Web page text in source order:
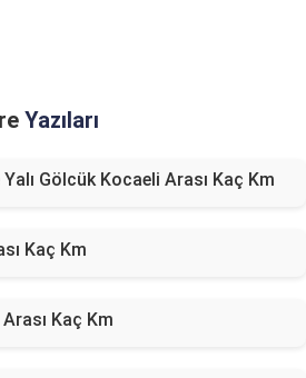
Yazıları
Gölcük Kocaeli Arası Kaç Km
Kaç Km
Kaç Km